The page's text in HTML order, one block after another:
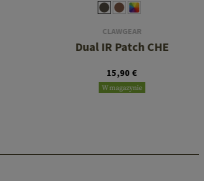
CLAWGEAR
Dual IR Patch CHE
15,90 €
W magazynie